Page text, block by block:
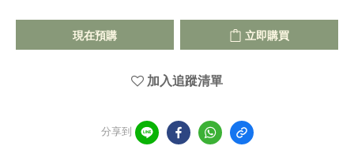
現在預購 立即購買
加入追蹤清單
分享到